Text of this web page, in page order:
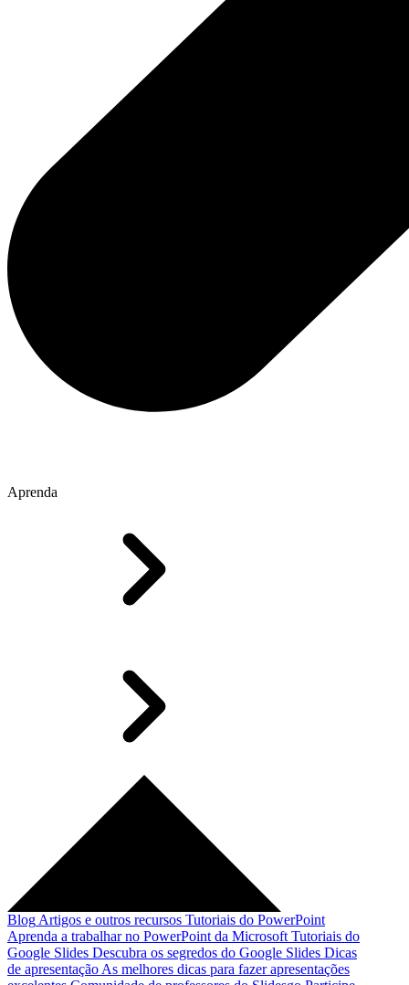
Aprenda
Blog Artigos e outros recursos Tutoriais do PowerPoint
Aprenda a trabalhar no PowerPoint da Microsoft Tutoriais do
Google Slides Descubra os segredos do Google Slides Dicas
de apresentação As melhores dicas para fazer apresentações